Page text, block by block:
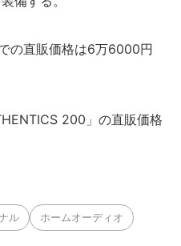
の直販価格は6万6000円
200」の直販価格
ル ホームオーディオ